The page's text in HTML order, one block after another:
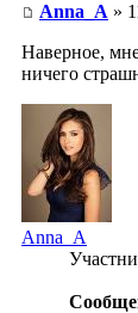
Anna_A »
Наверное,
ничего
Anna_A